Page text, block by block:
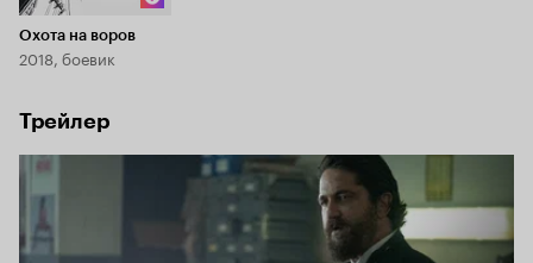
Охота на воров
2018, боевик
Трейлер